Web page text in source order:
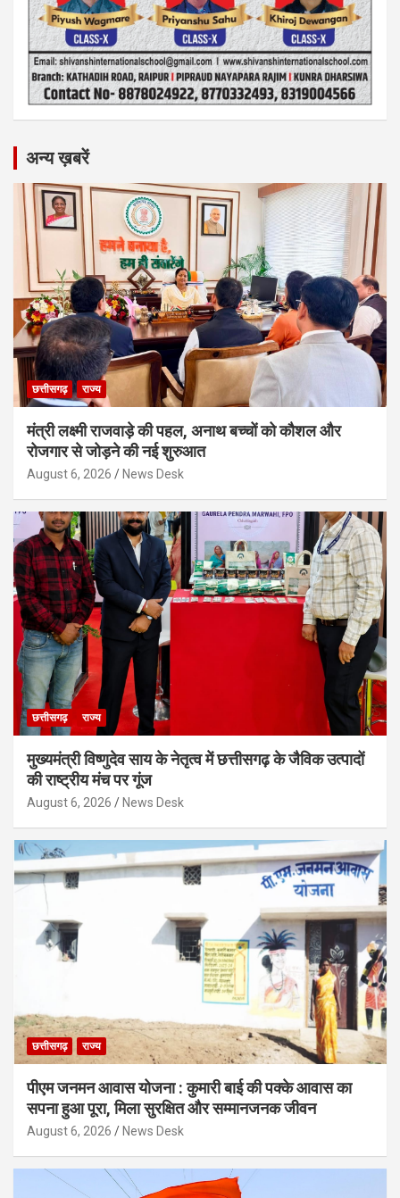
अन्य ख़बरें
छत्तीसगढ़ राज्य
मंत्री लक्ष्मी राजवाड़े की पहल, अनाथ बच्चों को कौशल और
रोजगार से जोड़ने की नई शुरुआत
August 6, 2026 News Desk
छत्तीसगढ़ राज्य
मुख्यमंत्री विष्णुदेव साय के नेतृत्व में छत्तीसगढ़ के जैविक उत्पादों
की राष्ट्रीय मंच पर गूंज
August 6, 2026 News Desk
छत्तीसगढ़ राज्य
पीएम जनमन आवास योजना : कुमारी बाई की पक्के आवास का
सपना हुआ पूरा, मिला सुरक्षित और सम्मानजनक जीवन
August 6, 2026 News Desk